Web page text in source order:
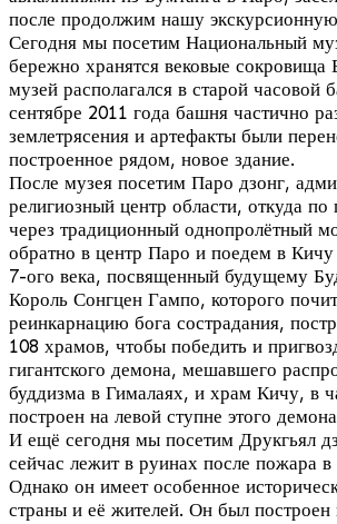
после продолжим нашу
Сегодня мы посетим Национальный
бережно хранятся вековые сокровища
музей располагался в старой часовой
сентябре 2011 года башня частично
землетрясения и артефакты были
построенное рядом, новое здание.
После музея посетим Паро дзонг,
религиозный центр области, откуда
через традиционный однопролётный
обратно в центр Паро и поедем в
7-ого века, посвященный будущему
Король Сонгцен Гампо, которого
реинкарнацию бога сострадания,
108 храмов, чтобы победить и
гигантского демона, мешавшего
буддизма в Гималаях, и храм Кичу, в
построен на левой ступне этого
И ещё сегодня мы посетим Друкгьял
сейчас лежит в руинах после пожара
Однако он имеет особенное
страны и её жителей. Он был построен